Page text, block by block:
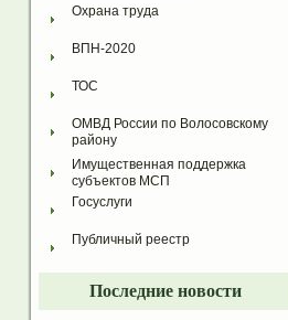
Охрана труда
ВПН-2020
ТОС
ОМВД России по Волосовскому
району
Имущественная поддержка
субъектов МСП
Госуслуги
Публичный реестр
Последние новости